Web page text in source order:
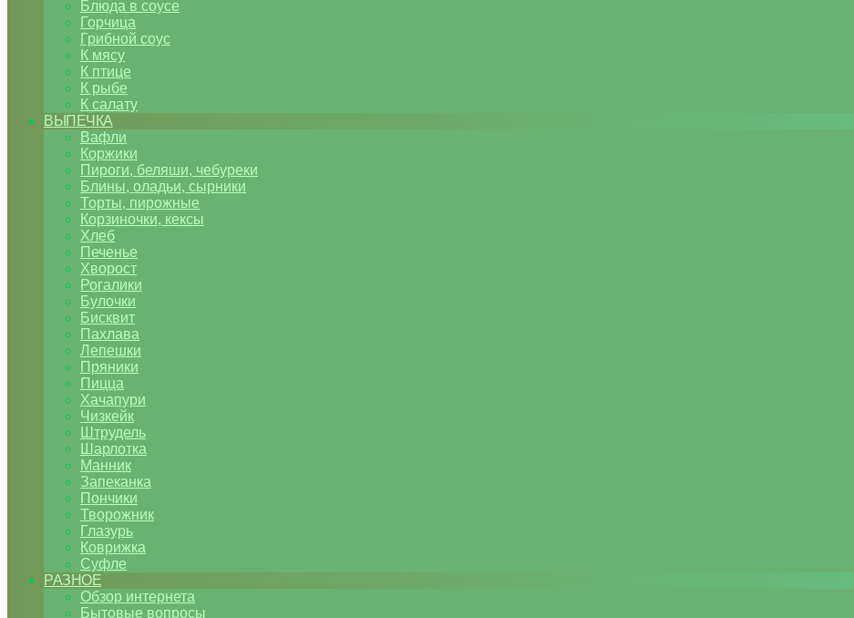
Блюда в соусе
Горчица
Грибной соус
К мясу
К птице
К рыбе
К салату
ВЫПЕЧКА
Вафли
Коржики
Пироги, беляши, чебуреки
Блины, оладьи, сырники
Торты, пирожные
Корзиночки, кексы
Хлеб
Печенье
Хворост
Рогалики
Булочки
Бисквит
Пахлава
Лепешки
Пряники
Пицца
Хачапури
Чизкейк
Штрудель
Шарлотка
Манник
Запеканка
Пончики
Творожник
Глазурь
Коврижка
Суфле
РАЗНОЕ
Обзор интернета
Бытовые вопросы